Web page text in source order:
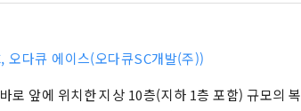
오다큐 에이스(오다큐SC개발(주))
로 앞에 위치한 지상 10층(지하 1층 포함) 규모의 복